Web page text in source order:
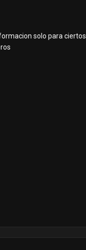
solo para